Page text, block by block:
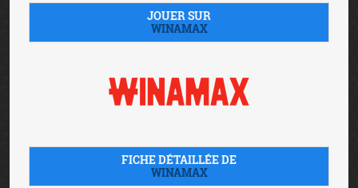
JOUER SUR
WINAMAX
FICHE DÉTAILLÉE DE
WINAMAX